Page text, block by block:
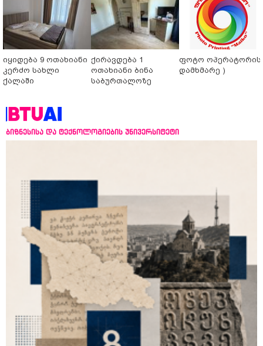
იყიდება 9 ოთახიანი
კერძო სახლი
ქალაში
ქირავდება 1
ოთახიანი ბინა
საბურთალოზე
ფოტო ოპერატორის
დამხმარე )
ბიზნესისა და ტექნოლოგიების უნივერსიტეტი